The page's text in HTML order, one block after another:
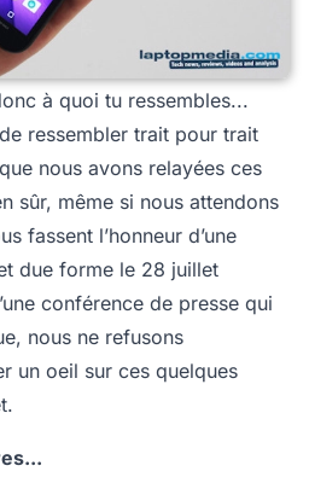
à quoi tu ressembles...
de ressembler trait pour trait
nous avons relayées ces
sûr, même si nous attendons
fassent l’honneur d’une
due forme le 28 juillet
conférence de presse qui
nous ne refusons
un oeil sur ces quelques